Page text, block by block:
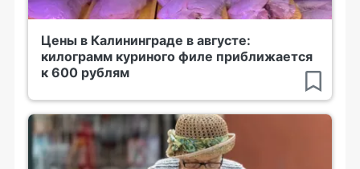
Цены в Калининграде в августе:
килограмм куриного филе приближается
к 600 рублям